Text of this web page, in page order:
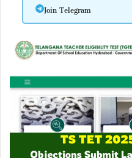
Join Telegram